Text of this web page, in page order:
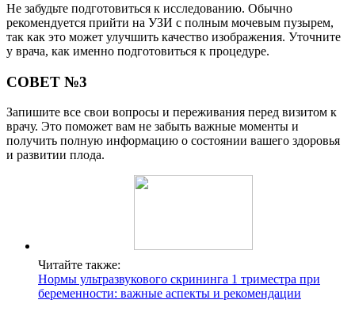
Не забудьте подготовиться к исследованию. Обычно
рекомендуется прийти на УЗИ с полным мочевым пузырем,
так как это может улучшить качество изображения. Уточните
у врача, как именно подготовиться к процедуре.
СОВЕТ №3
Запишите все свои вопросы и переживания перед визитом к
врачу. Это поможет вам не забыть важные моменты и
получить полную информацию о состоянии вашего здоровья
и развитии плода.
Читайте также:
Нормы ультразвукового скрининга 1 триместра при
беременности: важные аспекты и рекомендации